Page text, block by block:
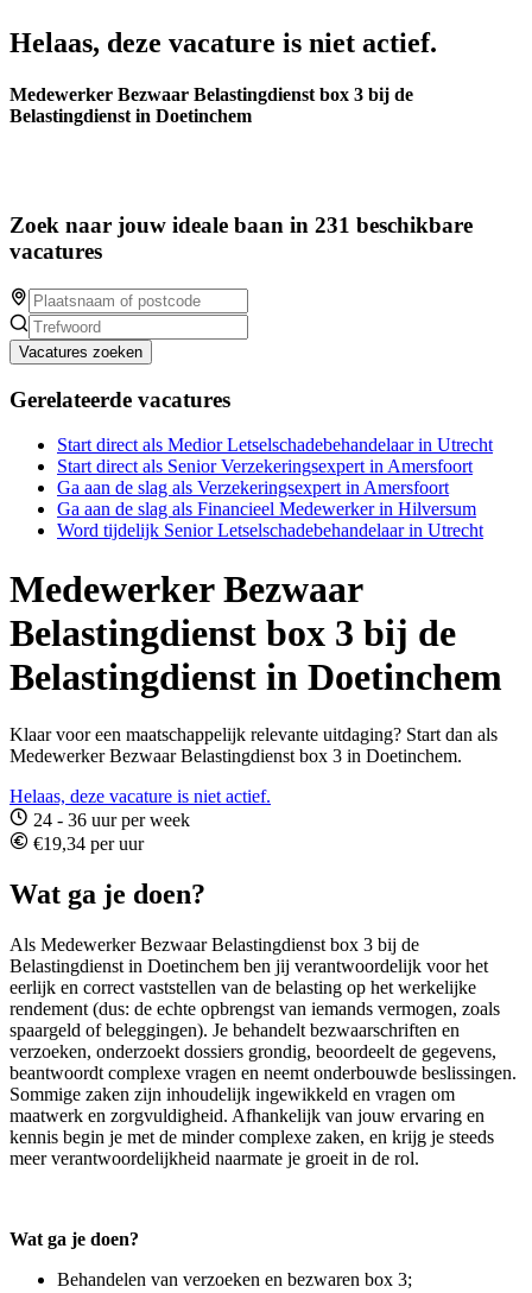
Helaas, deze vacature is niet actief.
Medewerker Bezwaar Belastingdienst box 3 bij de
Belastingdienst in Doetinchem
Zoek naar jouw ideale baan in 231 beschikbare
vacatures
Vacatures zoeken
Gerelateerde vacatures
Start direct als Medior Letselschadebehandelaar in Utrecht
Start direct als Senior Verzekeringsexpert in Amersfoort
Ga aan de slag als Verzekeringsexpert in Amersfoort
Ga aan de slag als Financieel Medewerker in Hilversum
Word tijdelijk Senior Letselschadebehandelaar in Utrecht
Medewerker Bezwaar
Belastingdienst box 3 bij de
Belastingdienst in Doetinchem
Klaar voor een maatschappelijk relevante uitdaging? Start dan als
Medewerker Bezwaar Belastingdienst box 3 in Doetinchem.
Helaas, deze vacature is niet actief.
24 - 36 uur per week
€19,34 per uur
Wat ga je doen?
Als Medewerker Bezwaar Belastingdienst box 3 bij de
Belastingdienst in Doetinchem ben jij verantwoordelijk voor het
eerlijk en correct vaststellen van de belasting op het werkelijke
rendement (dus: de echte opbrengst van iemands vermogen, zoals
spaargeld of beleggingen). Je behandelt bezwaarschriften en
verzoeken, onderzoekt dossiers grondig, beoordeelt de gegevens,
beantwoordt complexe vragen en neemt onderbouwde beslissingen.
Sommige zaken zijn inhoudelijk ingewikkeld en vragen om
maatwerk en zorgvuldigheid. Afhankelijk van jouw ervaring en
kennis begin je met de minder complexe zaken, en krijg je steeds
meer verantwoordelijkheid naarmate je groeit in de rol.
Wat ga je doen?
Behandelen van verzoeken en bezwaren box 3;